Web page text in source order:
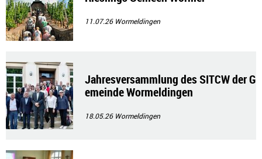
11.07.26 Wormeldingen
Jahresversammlung des SITCW der G
emeinde Wormeldingen
18.05.26 Wormeldingen